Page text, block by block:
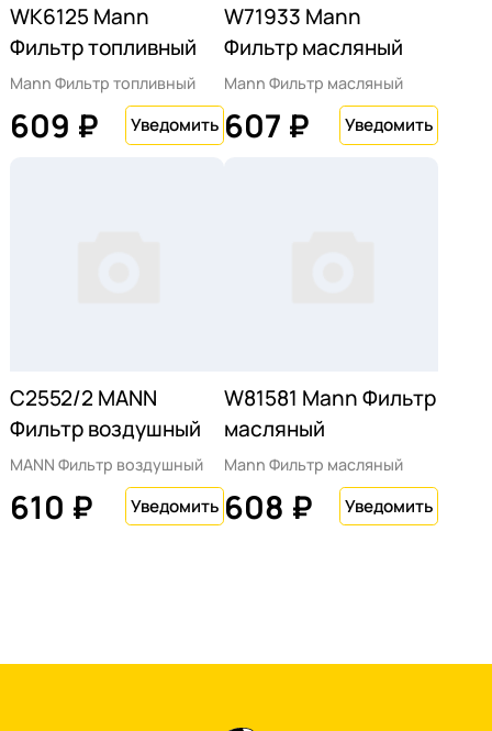
WK6125 Mann
Фильтр топливный
Mann Фильтр топливный
609 ₽
W71933 Mann
Фильтр масляный
Mann Фильтр масляный
607 ₽
C2552/2 MANN
Фильтр воздушный
MANN Фильтр воздушный
610 ₽
W81581 Mann Фильтр
масляный
Mann Фильтр масляный
608 ₽